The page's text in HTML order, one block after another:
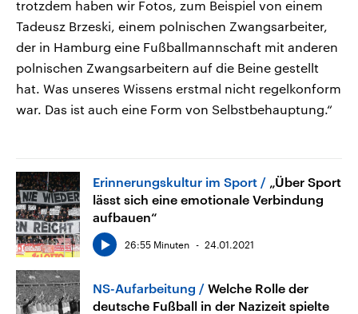
trotzdem haben wir Fotos, zum Beispiel von einem
Tadeusz Brzeski, einem polnischen Zwangsarbeiter,
der in Hamburg eine Fußballmannschaft mit anderen
polnischen Zwangsarbeitern auf die Beine gestellt
hat. Was unseres Wissens erstmal nicht regelkonform
war. Das ist auch eine Form von Selbstbehauptung.“
Erinnerungskultur im Sport
„Über Sport
lässt sich eine emotionale Verbindung
aufbauen“
26:55 Minuten 24.01.2021
NS-Aufarbeitung
Welche Rolle der
deutsche Fußball in der Nazizeit spielte